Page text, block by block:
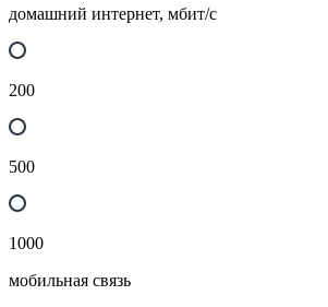
домашний интернет, мбит/с
200
500
1000
мобильная связь